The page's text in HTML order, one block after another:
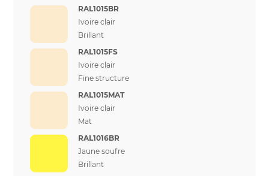
RAL1015BR
Ivoire clair
Brillant
RAL1015FS
Ivoire clair
Fine structure
RAL1015MAT
Ivoire clair
Mat
RAL1016BR
Jaune soufre
Brillant